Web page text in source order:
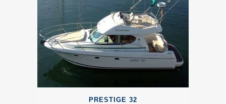
PRESTIGE 32